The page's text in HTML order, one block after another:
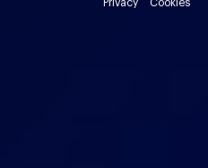
Privacy Cookies